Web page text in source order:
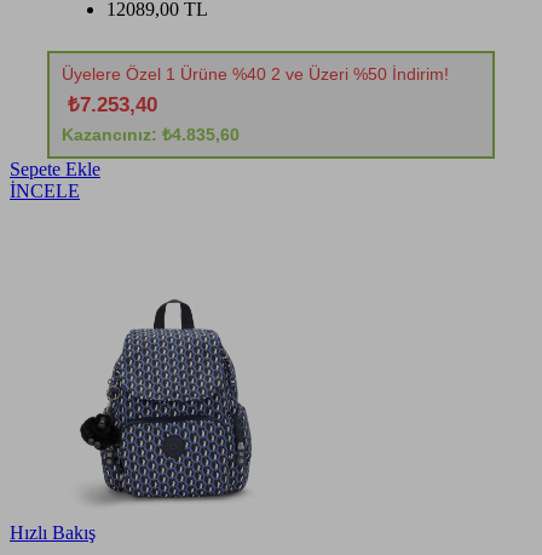
12089,00 TL
Üyelere Özel 1 Ürüne %40 2 ve Üzeri %50 İndirim!
₺7.253,40
Kazancınız: ₺4.835,60
Sepete Ekle
İNCELE
Hızlı Bakış